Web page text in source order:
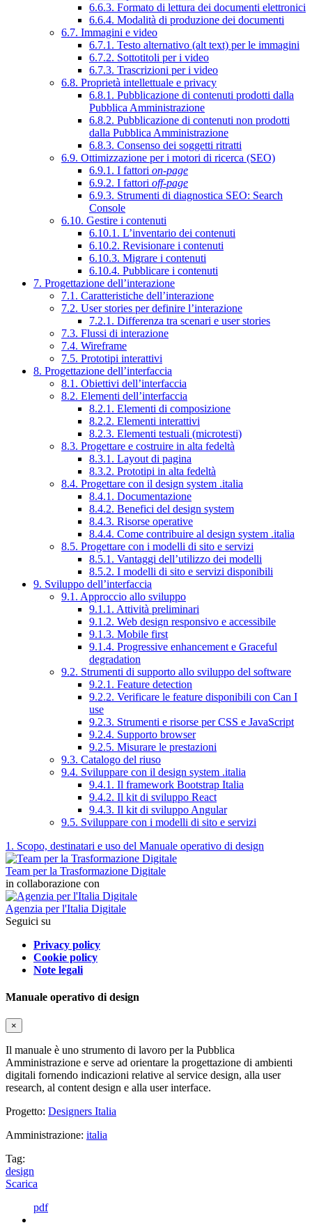
6.6.3. Formato di lettura dei documenti elettronici
6.6.4. Modalità di produzione dei documenti
6.7. Immagini e video
6.7.1. Testo alternativo (alt text) per le immagini
6.7.2. Sottotitoli per i video
6.7.3. Trascrizioni per i video
6.8. Proprietà intellettuale e privacy
6.8.1. Pubblicazione di contenuti prodotti dalla
Pubblica Amministrazione
6.8.2. Pubblicazione di contenuti non prodotti
dalla Pubblica Amministrazione
6.8.3. Consenso dei soggetti ritratti
6.9. Ottimizzazione per i motori di ricerca (SEO)
6.9.1. I fattori on-page
6.9.2. I fattori off-page
6.9.3. Strumenti di diagnostica SEO: Search
Console
6.10. Gestire i contenuti
6.10.1. L’inventario dei contenuti
6.10.2. Revisionare i contenuti
6.10.3. Migrare i contenuti
6.10.4. Pubblicare i contenuti
7. Progettazione dell’interazione
7.1. Caratteristiche dell’interazione
7.2. User stories per definire l’interazione
7.2.1. Differenza tra scenari e user stories
7.3. Flussi di interazione
7.4. Wireframe
7.5. Prototipi interattivi
8. Progettazione dell’interfaccia
8.1. Obiettivi dell’interfaccia
8.2. Elementi dell’interfaccia
8.2.1. Elementi di composizione
8.2.2. Elementi interattivi
8.2.3. Elementi testuali (microtesti)
8.3. Progettare e costruire in alta fedeltà
8.3.1. Layout di pagina
8.3.2. Prototipi in alta fedeltà
8.4. Progettare con il design system .italia
8.4.1. Documentazione
8.4.2. Benefici del design system
8.4.3. Risorse operative
8.4.4. Come contribuire al design system .italia
8.5. Progettare con i modelli di sito e servizi
8.5.1. Vantaggi dell’utilizzo dei modelli
8.5.2. I modelli di sito e servizi disponibili
9. Sviluppo dell’interfaccia
9.1. Approccio allo sviluppo
9.1.1. Attività preliminari
9.1.2. Web design responsivo e accessibile
9.1.3. Mobile first
9.1.4. Progressive enhancement e Graceful
degradation
9.2. Strumenti di supporto allo sviluppo del software
9.2.1. Feature detection
9.2.2. Verificare le feature disponibili con Can I
use
9.2.3. Strumenti e risorse per CSS e JavaScript
9.2.4. Supporto browser
9.2.5. Misurare le prestazioni
9.3. Catalogo del riuso
9.4. Sviluppare con il design system .italia
9.4.1. Il framework Bootstrap Italia
9.4.2. Il kit di sviluppo React
9.4.3. Il kit di sviluppo Angular
9.5. Sviluppare con i modelli di sito e servizi
1. Scopo, destinatari e uso del Manuale operativo di design
Team per la Trasformazione Digitale
in collaborazione con
Agenzia per l'Italia Digitale
Seguici su
Privacy policy
Cookie policy
Note legali
Manuale operativo di design
×
Il manuale è uno strumento di lavoro per la Pubblica
Amministrazione e serve ad orientare la progettazione di ambienti
digitali fornendo indicazioni relative al service design, alla user
research, al content design e alla user interface.
Progetto: Designers Italia
Amministrazione: italia
Tag:
design
Scarica
pdf